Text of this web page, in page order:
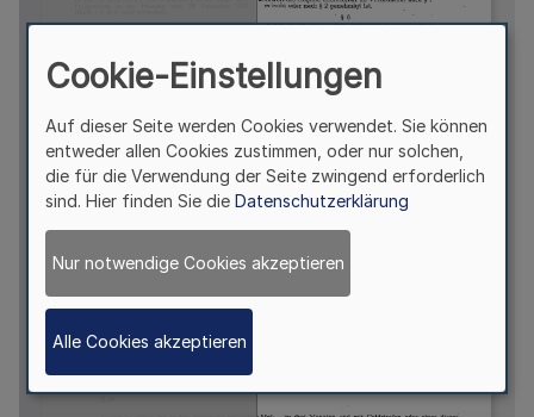
Cookie-Einstellungen
Auf dieser Seite werden Cookies verwendet. Sie können
entweder allen Cookies zustimmen, oder nur solchen,
die für die Verwendung der Seite zwingend erforderlich
sind. Hier finden Sie die Datenschutzerklärung
Nur notwendige Cookies akzeptieren
Alle Cookies akzeptieren